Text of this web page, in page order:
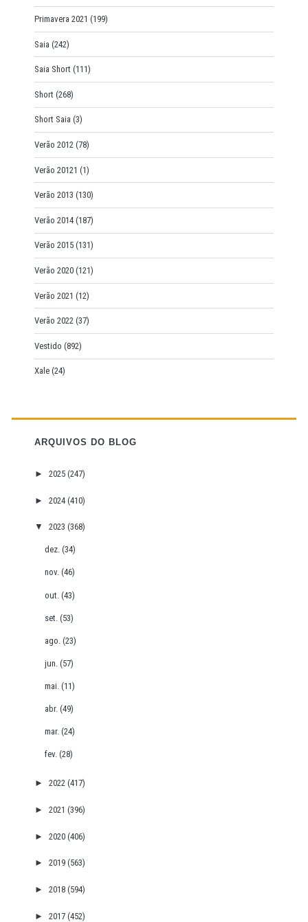
Primavera 2021 (199)
Saia (242)
Saia Short (111)
Short (268)
Short Saia (3)
Verão 2012 (78)
Verão 20121 (1)
Verão 2013 (130)
Verão 2014 (187)
Verão 2015 (131)
Verão 2020 (121)
Verão 2021 (12)
Verão 2022 (37)
Vestido (892)
Xale (24)
ARQUIVOS DO BLOG
► 2025 (247)
► 2024 (410)
▼ 2023 (368)
dez.(34)
nov.(46)
out.(43)
set.(53)
ago.(23)
jun.(57)
mai.(11)
abr.(49)
mar.(24)
fev.(28)
► 2022 (417)
► 2021 (396)
► 2020 (406)
► 2019 (563)
► 2018 (594)
► 2017 (452)